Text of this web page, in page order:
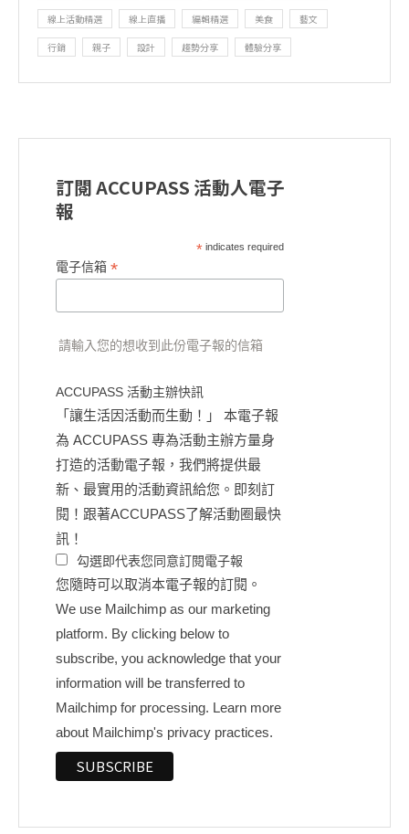
線上活動精選 線上直播 編輯精選 美食 藝文
行銷 親子 設計 趨勢分享 體驗分享
訂閱 ACCUPASS 活動人電子
報
*indicates required
電子信箱 *
請輸入您的想收到此份電子報的信箱
ACCUPASS 活動主辦快訊
「讓生活因活動而生動！」 本電子報
為 ACCUPASS 專為活動主辦方量身
打造的活動電子報，我們將提供最
新、最實用的活動資訊給您。即刻訂
閱！跟著ACCUPASS了解活動圈最快
訊！
勾選即代表您同意訂閱電子報
您隨時可以取消本電子報的訂閱。
We use Mailchimp as our marketing
platform. By clicking below to
subscribe, you acknowledge that your
information will be transferred to
Mailchimp for processing. Learn more
about Mailchimp's privacy practices.